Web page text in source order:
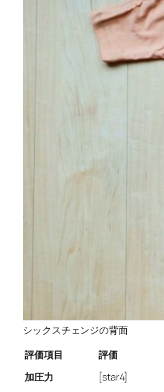
シックスチェンジの背面
評価項目
評価
加圧力
[star4]